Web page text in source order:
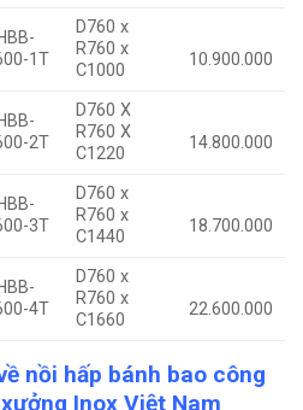
1T
D760 x
R760 x
C1000
10.900.000
2T
D760 X
R760 X
C1220
14.800.000
3T
D760 x
R760 x
C1440
18.700.000
4T
D760 x
R760 x
C1660
22.600.000
nồi hấp bánh bao công
Inox Việt Nam